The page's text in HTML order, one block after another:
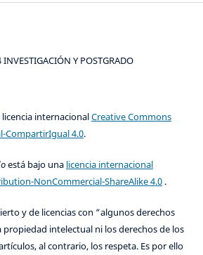
Y POSTGRADO
internacionalCreative Commons
CompartirIgual 4.0.
está bajo una licencia internacional
NonCommercial-ShareAlike 4.0.
y de licencias con “algunos derechos
propiedad intelectual ni los derechos de los
al contrario, los respeta. Es por ello